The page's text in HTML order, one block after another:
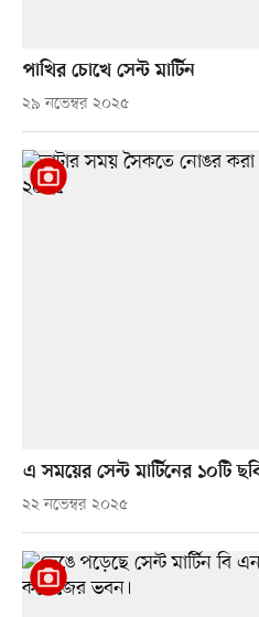
পাখির চোখে সেন্ট মার্টিন
২৯ নভেম্বর ২০২৫
এ সময়ের সেন্ট মার্টিনের ১০টি
২২ নভেম্বর ২০২৫